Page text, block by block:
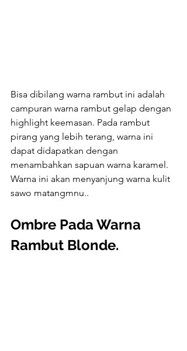
Bisa dibilang warna rambut ini adalah
campuran warna rambut gelap dengan
highlight keemasan. Pada rambut
pirang yang lebih terang, warna ini
dapat didapatkan dengan
menambahkan sapuan warna karamel.
Warna ini akan menyanjung warna kulit
sawo matangmnu..
Ombre Pada Warna
Rambut Blonde.